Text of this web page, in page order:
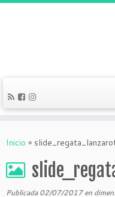
Inicio »
Publicada 02/07/2017en